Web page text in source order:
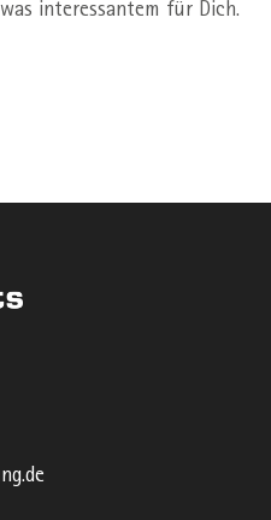
interessantem für Dich.